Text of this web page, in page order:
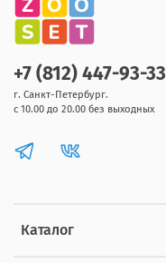
Каталог
+7 (812) 447-93-33
г. Санкт-Петербург.
с 10.00 до 20.00 без выходных